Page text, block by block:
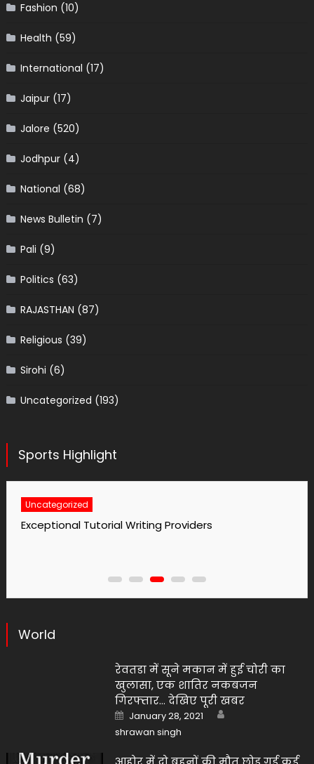
Fashion (10)
Health (59)
International (17)
Jaipur(17)
Jalore (520)
Jodhpur(4)
National (68)
News Bulletin (7)
Pali (9)
Politics (63)
RAJASTHAN (87)
Religious (39)
Sirohi (6)
Uncategorized (193)
Sports Highlight
Uncategorized
No1 Essay Writing Service Grabmyessay Com
World
रेवतडा में सूने मकान में हुई चोरी का
खुलासा, एक शातिर नकबजन
गिरफ्तार… देखिए पूरी खबर
Posted
on
January 28, 2021
shrawan singh